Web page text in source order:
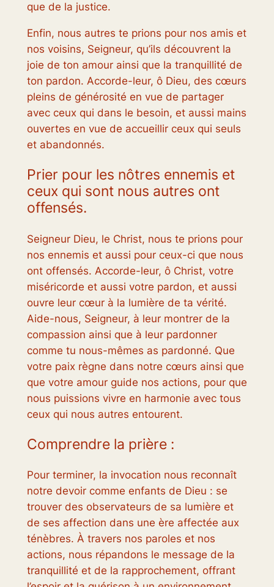
que de la justice.
Enfin, nous autres te prions pour nos amis et
nos voisins, Seigneur, qu’ils découvrent la
joie de ton amour ainsi que la tranquillité de
ton pardon. Accorde-leur, ô Dieu, des cœurs
pleins de générosité en vue de partager
avec ceux qui dans le besoin, et aussi mains
ouvertes en vue de accueillir ceux qui seuls
et abandonnés.
Prier pour les nôtres ennemis et
ceux qui sont nous autres ont
offensés.
Seigneur Dieu, le Christ, nous te prions pour
nos ennemis et aussi pour ceux-ci que nous
ont offensés. Accorde-leur, ô Christ, votre
miséricorde et aussi votre pardon, et aussi
ouvre leur cœur à la lumière de ta vérité.
Aide-nous, Seigneur, à leur montrer de la
compassion ainsi que à leur pardonner
comme tu nous-mêmes as pardonné. Que
votre paix règne dans notre cœurs ainsi que
que votre amour guide nos actions, pour que
nous puissions vivre en harmonie avec tous
ceux qui nous autres entourent.
Comprendre la prière :
Pour terminer, la invocation nous reconnaît
notre devoir comme enfants de Dieu : se
trouver des observateurs de sa lumière et
de ses affection dans une ère affectée aux
ténèbres. À travers nos paroles et nos
actions, nous répandons le message de la
tranquillité et de la rapprochement, offrant